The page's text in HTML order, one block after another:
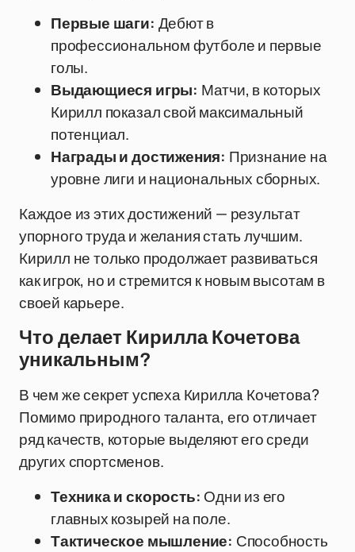
Первые шаги: Дебют в
профессиональном футболе и первые
голы.
Выдающиеся игры: Матчи, в которых
Кирилл показал свой максимальный
потенциал.
Награды и достижения: Признание на
уровне лиги и национальных сборных.
Каждое из этих достижений — результат
упорного труда и желания стать лучшим.
Кирилл не только продолжает развиваться
как игрок, но и стремится к новым высотам в
своей карьере.
Что делает Кирилла Кочетова
уникальным?
В чем же секрет успеха Кирилла Кочетова?
Помимо природного таланта, его отличает
ряд качеств, которые выделяют его среди
других спортсменов.
Техника и скорость: Одни из его
главных козырей на поле.
Тактическое мышление: Способность